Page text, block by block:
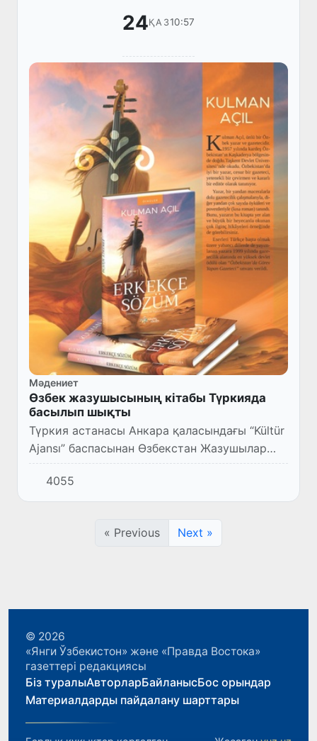
24ҚАЗ10:57
Мәдениет
Өзбек жазушысының кітабы Түркияда
басылып шықты
Түркия астанасы Анкара қаласындағы “Kültür
Ajansı” баспасынан Өзбекстан Жазушылар
бірлестігінің мүшесі, Өзбекстанға еңбегі
сіңген журналист Қулман Очилдың “Erkekçe
sözüm” («Жігітті...
4055
« Previous Next »
© 2026
«Янги Ўзбекистон» және «Правда Востока»
газеттері редакциясы
Біз туралыАвторларБайланысБос орындар
Материалдарды пайдалану шарттары